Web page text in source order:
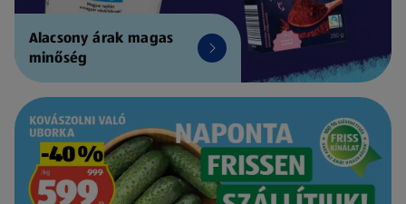
Alacsony árak magas
minőség